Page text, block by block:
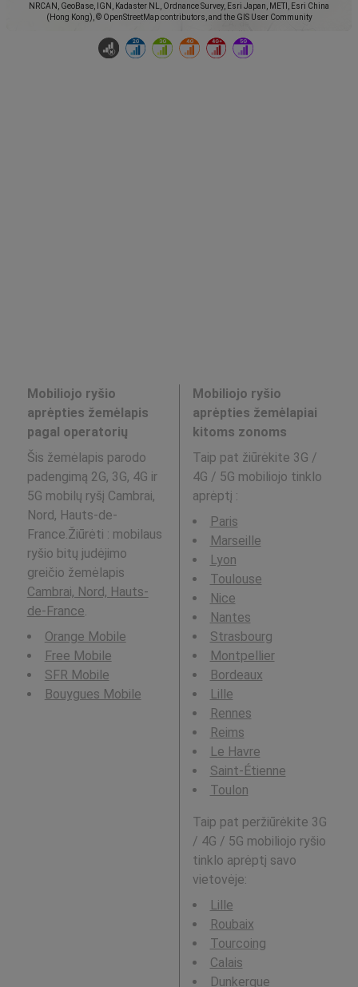
NRCAN, GeoBase, IGN, Kadaster NL, Ordnance Survey, Esri Japan, METI, Esri China
(Hong Kong), © OpenStreetMap contributors, and the GIS User Community
Mobiliojo ryšio
aprėpties žemėlapis
pagal operatorių
Šis žemėlapis parodo
padengimą 2G, 3G, 4G ir
5G mobilų ryšį Cambrai,
Nord, Hauts-de-
France.Žiūrėti : mobilaus
ryšio bitų judėjimo
greičio žemėlapis
Cambrai, Nord, Hauts-
de-France
Orange Mobile
Free Mobile
SFR Mobile
Bouygues Mobile
Mobiliojo ryšio
aprėpties žemėlapiai
kitoms zonoms
Taip pat žiūrėkite 3G /
4G / 5G mobiliojo tinklo
aprėptį :
Paris
Marseille
Lyon
Toulouse
Nice
Nantes
Strasbourg
Montpellier
Bordeaux
Lille
Rennes
Reims
Le Havre
Saint-Étienne
Toulon
Taip pat peržiūrėkite 3G
/ 4G / 5G mobiliojo ryšio
tinklo aprėptį savo
vietovėje:
Lille
Roubaix
Tourcoing
Calais
Dunkerque